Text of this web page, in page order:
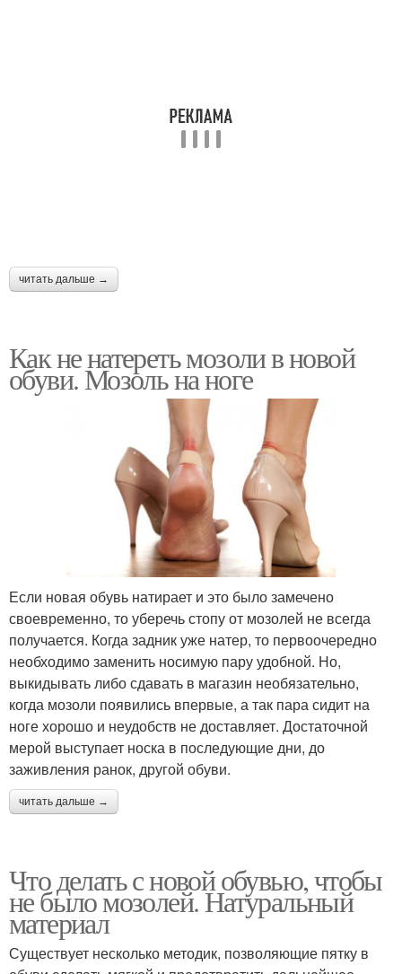
читать дальше →
Как не натереть мозоли в новой
обуви. Мозоль на ноге
Если новая обувь натирает и это было замечено
своевременно, то уберечь стопу от мозолей не всегда
получается. Когда задник уже натер, то первоочередно
необходимо заменить носимую пару удобной. Но,
выкидывать либо сдавать в магазин необязательно,
когда мозоли появились впервые, а так пара сидит на
ноге хорошо и неудобств не доставляет. Достаточной
мерой выступает носка в последующие дни, до
заживления ранок, другой обуви.
читать дальше →
Что делать с новой обувью, чтобы
не было мозолей. Натуральный
материал
Существует несколько методик, позволяющие пятку в